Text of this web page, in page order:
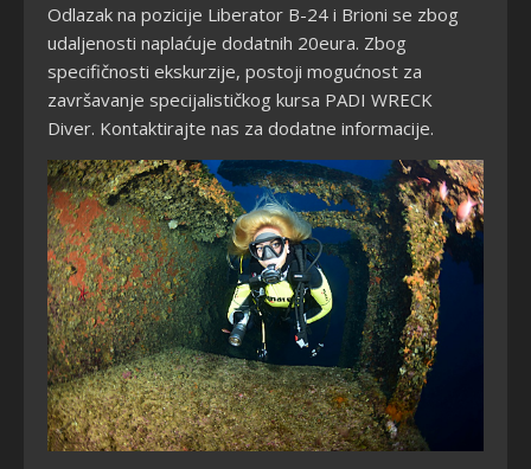
Odlazak na pozicije Liberator B-24 i Brioni se zbog
udaljenosti naplaćuje dodatnih 20eura. Zbog
specifičnosti ekskurzije, postoji mogućnost za
završavanje specijalističkog kursa PADI WRECK
Diver. Kontaktirajte nas za dodatne informacije.